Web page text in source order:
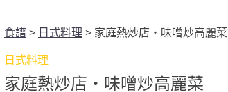
食譜 > 日式料理 > 家庭熱炒店・味噌炒高麗菜
日式料理
家庭熱炒店・味噌炒高麗菜